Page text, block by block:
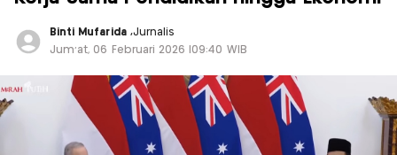
Binti Mufarida ,Jurnalis
Jum'at, 06 Februari 2026 |09:40 WIB